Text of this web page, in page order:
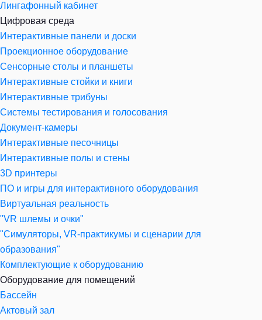
Лингафонный кабинет
Цифровая среда
Интерактивные панели и доски
Проекционное оборудование
Сенсорные столы и планшеты
Интерактивные стойки и книги
Интерактивные трибуны
Системы тестирования и голосования
Документ-камеры
Интерактивные песочницы
Интерактивные полы и стены
3D принтеры
ПО и игры для интерактивного оборудования
Виртуальная реальность
"VR шлемы и очки"
"Симуляторы, VR-практикумы и сценарии для
образования"
Комплектующие к оборудованию
Оборудование для помещений
Бассейн
Актовый зал